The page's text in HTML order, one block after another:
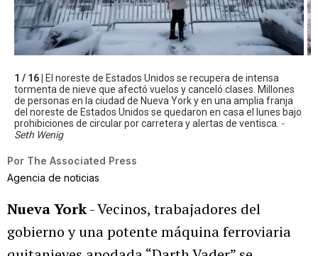
1 / 16 |
El noreste de Estados Unidos se recupera de intensa
tormenta de nieve que afectó vuelos y canceló clases. Millones
de personas en la ciudad de Nueva York y en una amplia franja
del noreste de Estados Unidos se quedaron en casa el lunes bajo
prohibiciones de circular por carretera y alertas de ventisca. -
Seth Wenig
Por The Associated Press
Agencia de noticias
Nueva York- Vecinos, trabajadores del
gobierno y una potente máquina ferroviaria